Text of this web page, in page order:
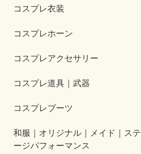
コスプレ衣装
コスプレホーン
コスプレアクセサリー
コスプレ道具｜武器
コスプレブーツ
和服｜オリジナル｜メイド｜ステ
ージパフォーマンス